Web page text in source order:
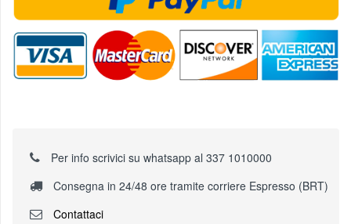
Per info scrivici su whatsapp al 337 1010000
Consegna in 24/48 ore tramite corriere Espresso (BRT)
Contattaci